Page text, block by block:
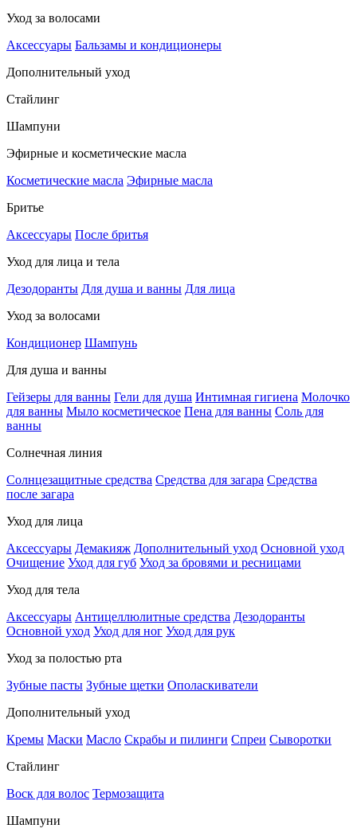
Уход за волосами
Аксессуары Бальзамы и кондиционеры
Дополнительный уход
Стайлинг
Шампуни
Эфирные и косметические масла
Косметические масла Эфирные масла
Бритье
Аксессуары После бритья
Уход для лица и тела
Дезодоранты Для душа и ванны Для лица
Уход за волосами
Кондиционер Шампунь
Для душа и ванны
Гейзеры для ванны Гели для душа Интимная гигиена Молочко
для ванны Мыло косметическое Пена для ванны Соль для
ванны
Солнечная линия
Солнцезащитные средства Средства для загара Средства
после загара
Уход для лица
Аксессуары Демакияж Дополнительный уход Основной уход
Очищение Уход для губ Уход за бровями и ресницами
Уход для тела
Аксессуары Антицеллюлитные средства Дезодоранты
Основной уход Уход для ног Уход для рук
Уход за полостью рта
Зубные пасты Зубные щетки Ополаскиватели
Дополнительный уход
Кремы Маски Масло Скрабы и пилинги Спреи Сыворотки
Стайлинг
Воск для волос Термозащита
Шампуни